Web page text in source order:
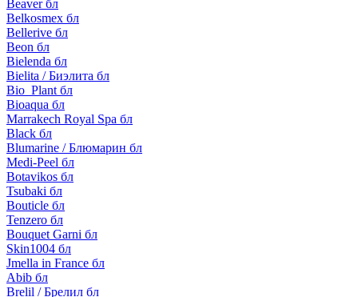
Beaver бл
Belkosmex бл
Bellerive бл
Beon бл
Bielenda бл
Bielita / Биэлита бл
Bio_Plant бл
Bioaqua бл
Marrakech Royal Spa бл
Black бл
Blumarine / Блюмарин бл
Medi-Peel бл
Botavikos бл
Tsubaki бл
Bouticle бл
Tenzero бл
Bouquet Garni бл
Skin1004 бл
Jmella in France бл
Abib бл
Brelil / Брелил бл